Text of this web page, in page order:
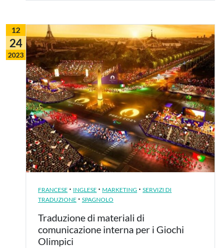
12
24
2023
FRANCESE · INGLESE · MARKETING · SERVIZI DI
TRADUZIONE · SPAGNOLO
Traduzione di materiali di
comunicazione interna per i Giochi
Olimpici